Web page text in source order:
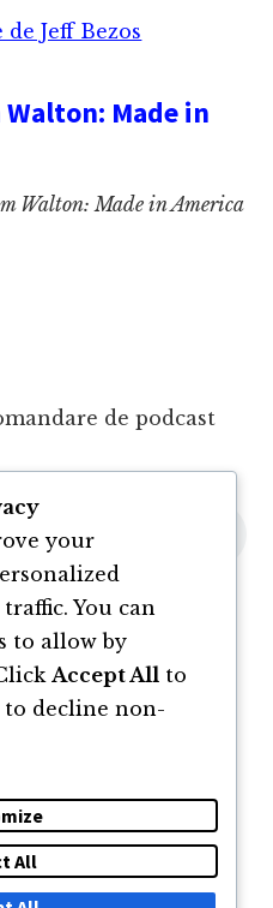
Jeff Bezos
Made in
Walton: Made in America
de podcast
CĂUTARE CONTACT
your
You can
to allow by
Accept All to
to decline non-
All